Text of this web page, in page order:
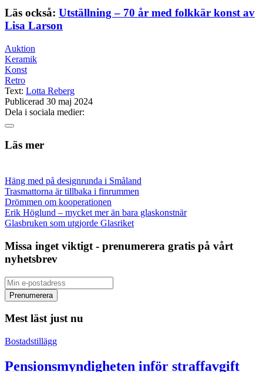
Läs också: Utställning – 70 år med folkkär konst av
Lisa Larson
Auktion
Keramik
Konst
Retro
Text: Lotta Reberg
Publicerad 30 maj 2024
Dela i sociala medier:
Läs mer
Häng med på designrunda i Småland
Trasmattorna är tillbaka i finrummen
Drömmen om kooperationen
Erik Höglund – mycket mer än bara glaskonstnär
Glasbruken som utgjorde Glasriket
Missa inget viktigt - prenumerera gratis på vårt
nyhetsbrev
Mest läst just nu
Bostadstillägg
Pensionsmyndigheten inför straffavgift